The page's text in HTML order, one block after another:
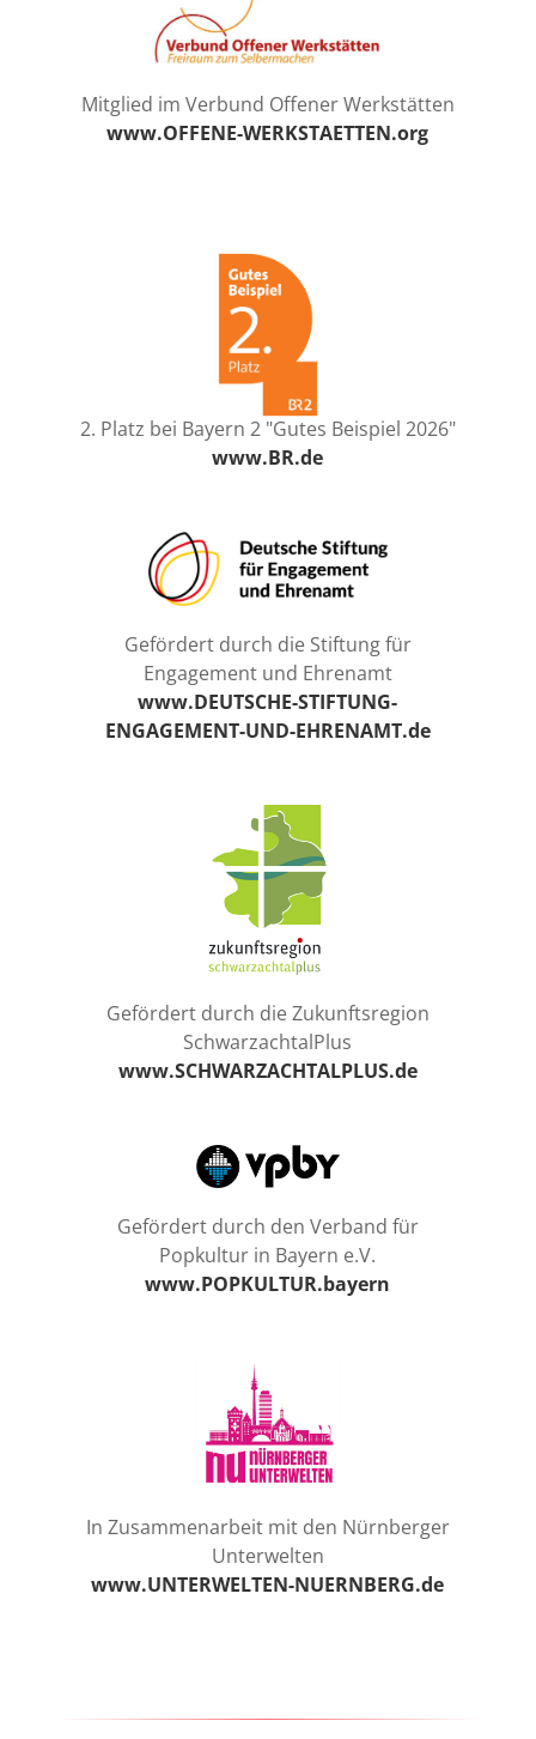
Mitglied im Verbund Offener Werkstätten
www.OFFENE-WERKSTAETTEN.org
2. Platz bei Bayern 2 "Gutes Beispiel 2026"
www.BR.de
Gefördert durch die Stiftung für
Engagement und Ehrenamt
www.DEUTSCHE-STIFTUNG-
ENGAGEMENT-UND-EHRENAMT.de
Gefördert durch die Zukunftsregion
SchwarzachtalPlus
www.SCHWARZACHTALPLUS.de
Gefördert durch den Verband für
Popkultur in Bayern e.V.
www.POPKULTUR.bayern
In Zusammenarbeit mit den Nürnberger
Unterwelten
www.UNTERWELTEN-NUERNBERG.de